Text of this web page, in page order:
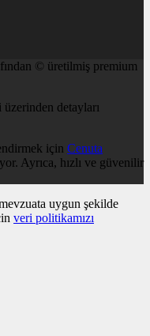
© üretilmiş premium
detayları
için Cenuta
Ayrıca, hızlı ve güvenilir
uygun şekilde
veri politikamızı